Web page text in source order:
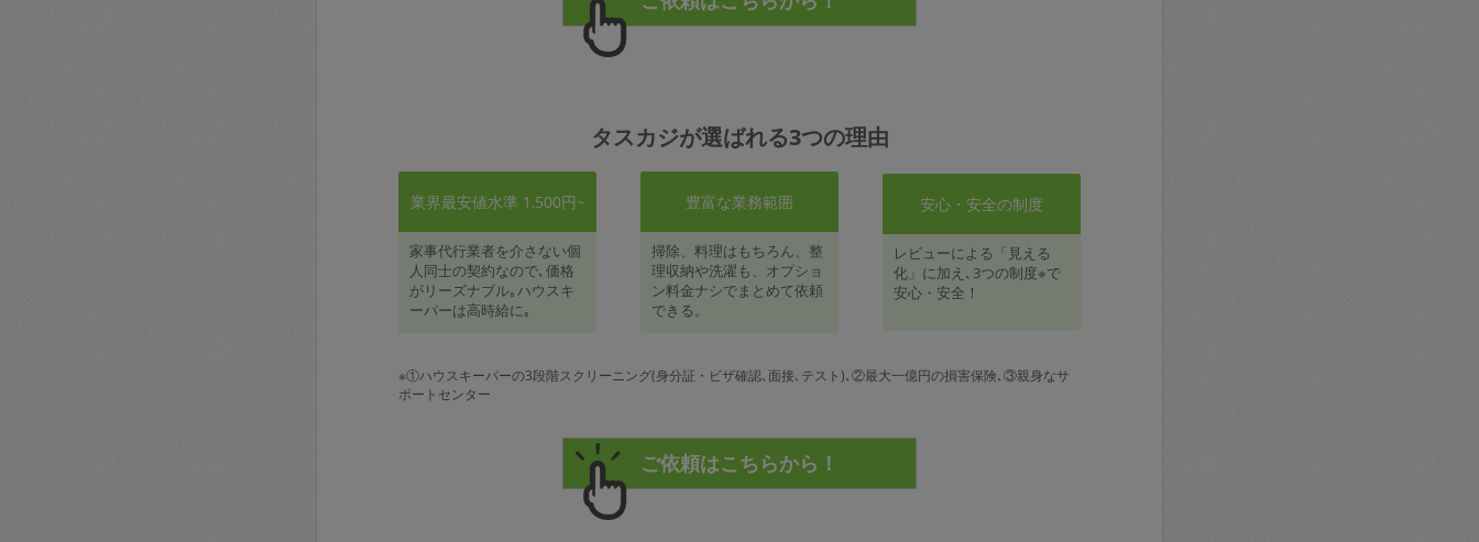
タスカジが選ばれる3つの理由
業界最安値水準 1,500円~
家事代行業者を介さない個
人同士の契約なので､価格
がリーズナブル｡ハウスキ
ーパーは高時給に｡
豊富な業務範囲
掃除、料理はもちろん、整
理収納や洗濯も、オプショ
ン料金ナシでまとめて依頼
できる。
安心・安全の制度
レビューによる「見える
化」に加え､3つの制度※で
安心・安全！
※①ハウスキーパーの3段階スクリーニング(身分証・ビザ確認､面接､テスト)､②最大一億円の損害保険､③親身なサ
ポートセンター